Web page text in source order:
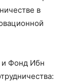
в
и Фонд Ибн